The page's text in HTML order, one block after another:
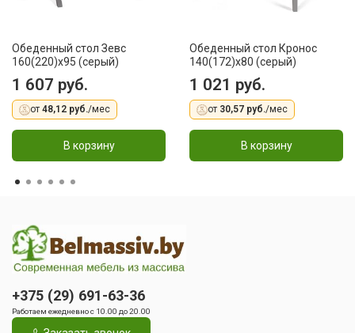
Обеденный стол Зевс
160(220)х95 (серый)
1 607 руб.
от 48,12 руб./мес
В корзину
Обеденный стол Кронос
140(172)x80 (серый)
1 021 руб.
от 30,57 руб./мес
В корзину
+375 (29) 691-63-36
Работаем ежедневно с 10.00 до 20.00